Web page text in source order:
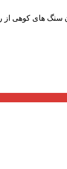
های کوهی از